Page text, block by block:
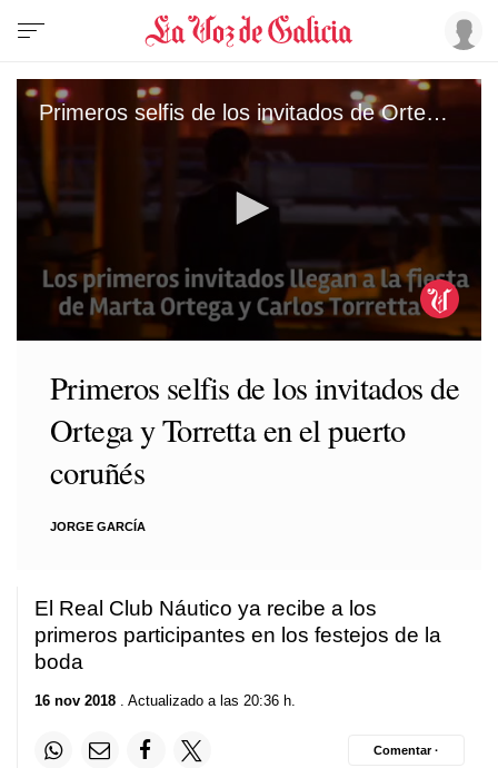
Primeros selfis de los invitados de Ortega y Torretta en el puerto coruñés
minute,
Primeros selfis de los invitados de
Ortega y Torretta en el puerto
coruñés
JORGE GARCÍA
El Real Club Náutico ya recibe a los
primeros participantes en los festejos de la
boda
16 nov 2018 . Actualizado a las 20:36 h.
Comentar ·